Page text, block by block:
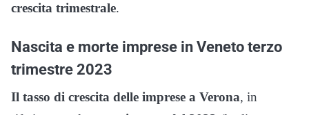
crescita trimestrale.
Nascita e morte imprese in Veneto terzo
trimestre 2023
Il tasso di crescita delle imprese a Verona, in